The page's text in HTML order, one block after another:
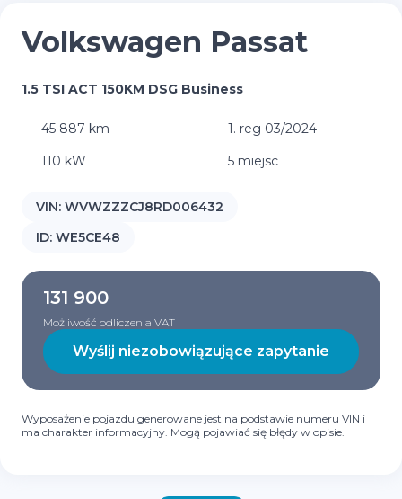
Volkswagen Passat
1.5 TSI ACT 150KM DSG Business
45 887 km
1. reg 03/2024
110 kW
5 miejsc
VIN: WVWZZZCJ8RD006432
ID: WE5CE48
131 900
Możliwość odliczenia VAT
Wyślij niezobowiązujące zapytanie
Wyposażenie pojazdu generowane jest na podstawie numeru VIN i
ma charakter informacyjny. Mogą pojawiać się błędy w opisie.